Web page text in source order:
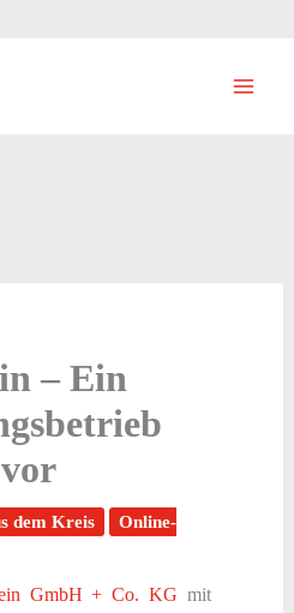
– Ein
dem Kreis
Online-
GmbH + Co. KG mit